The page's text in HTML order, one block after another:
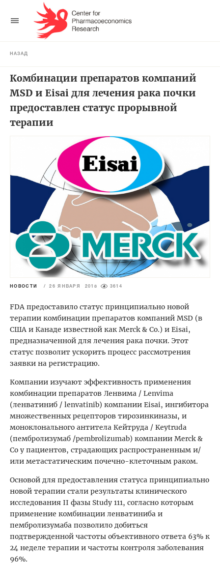
НАЗАД
Комбинации препаратов компаний
MSD и Eisai для лечения рака почки
предоставлен статус прорывной
терапии
НОВОСТИ / 26 ЯНВАРЯ 2018 3614
FDA предоставило статус принципиально новой
терапии комбинации препаратов компаний MSD (в
США и Канаде известной как Merck & Co.) и Eisai,
предназначенной для лечения рака почки. Этот
статус позволит ускорить процесс рассмотрения
заявки на регистрацию.
Компании изучают эффективность применения
комбинации препаратов Ленвима / Lenvima
(ленватиниб / lenvatinib) компании Eisai, ингибитора
множественных рецепторов тирозинкиназы, и
моноклонального антитела Кейтруда / Keytruda
(пембролизумаб /pembrolizumab) компании Merck &
Co у пациентов, страдающих распространенным и/
или метастатическим почечно-клеточным раком.
Основой для предоставления статуса принципиально
новой терапии стали результаты клинического
исследования II фазы Study 111, согласно которым
применение комбинации ленватиниба и
пембролизумаба позволило добиться
подтвержденной частоты объективного ответа 63% к
24 неделе терапии и частоты контроля заболевания
96%.